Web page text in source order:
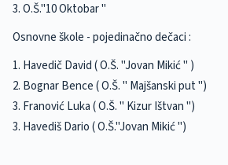
3. O.Š."10 Oktobar "
Osnovne škole - pojedinačno dečaci :
1. Havedič David ( O.Š. "Jovan Mikić " )
2. Bognar Bence ( O.Š. " Majšanski put ")
3. Franović Luka ( O.Š. " Kizur Ištvan ")
3. Havediš Dario ( O.Š."Jovan Mikić ")